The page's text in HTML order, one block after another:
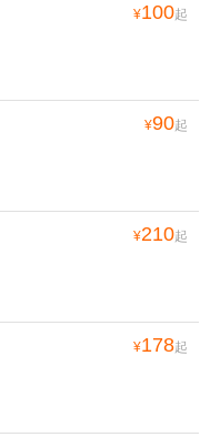
¥100起
¥90起
¥210起
¥178起